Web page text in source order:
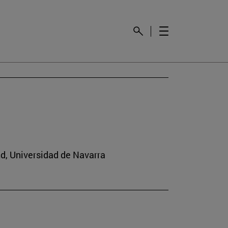
Universidad de Navarra